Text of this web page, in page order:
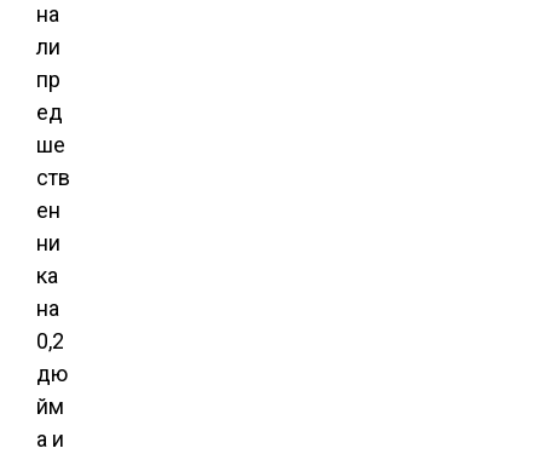
на
ли
пр
ед
ше
ств
ен
ни
ка
на
0,2
дю
йм
а и